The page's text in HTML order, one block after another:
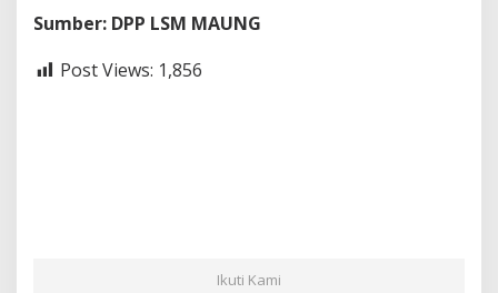
Sumber: DPP LSM MAUNG
Post Views: 1,856
Ikuti Kami